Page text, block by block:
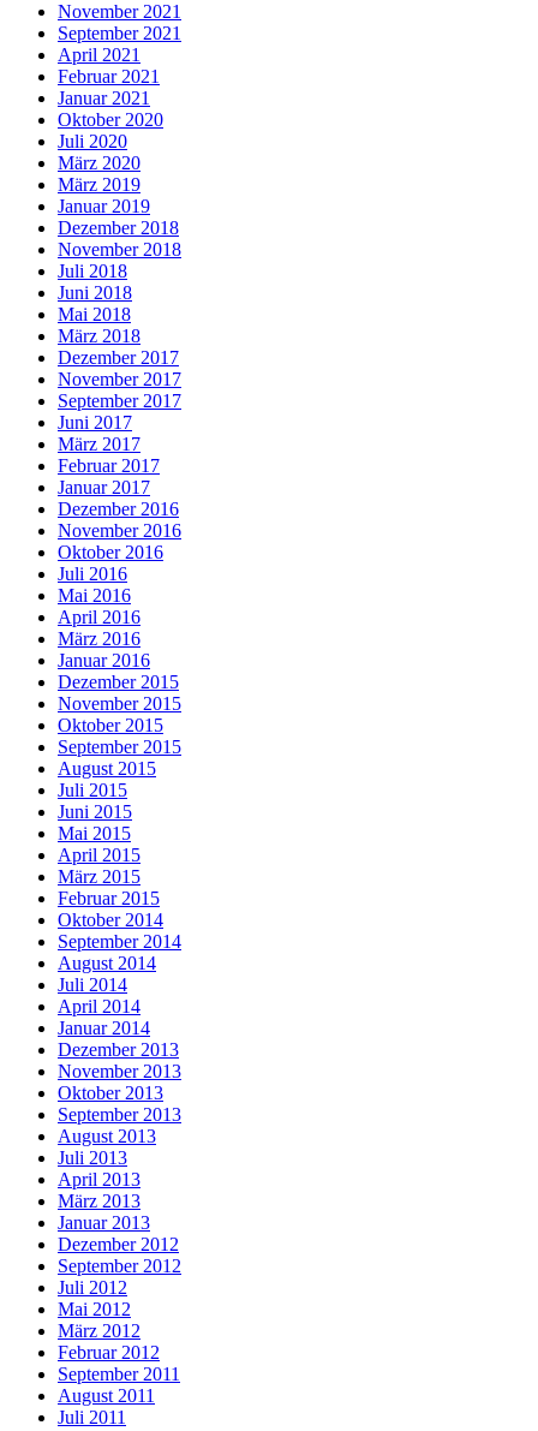
November 2021
September 2021
April 2021
Februar 2021
Januar 2021
Oktober 2020
Juli 2020
März 2020
März 2019
Januar 2019
Dezember 2018
November 2018
Juli 2018
Juni 2018
Mai 2018
März 2018
Dezember 2017
November 2017
September 2017
Juni 2017
März 2017
Februar 2017
Januar 2017
Dezember 2016
November 2016
Oktober 2016
Juli 2016
Mai 2016
April 2016
März 2016
Januar 2016
Dezember 2015
November 2015
Oktober 2015
September 2015
August 2015
Juli 2015
Juni 2015
Mai 2015
April 2015
März 2015
Februar 2015
Oktober 2014
September 2014
August 2014
Juli 2014
April 2014
Januar 2014
Dezember 2013
November 2013
Oktober 2013
September 2013
August 2013
Juli 2013
April 2013
März 2013
Januar 2013
Dezember 2012
September 2012
Juli 2012
Mai 2012
März 2012
Februar 2012
September 2011
August 2011
Juli 2011